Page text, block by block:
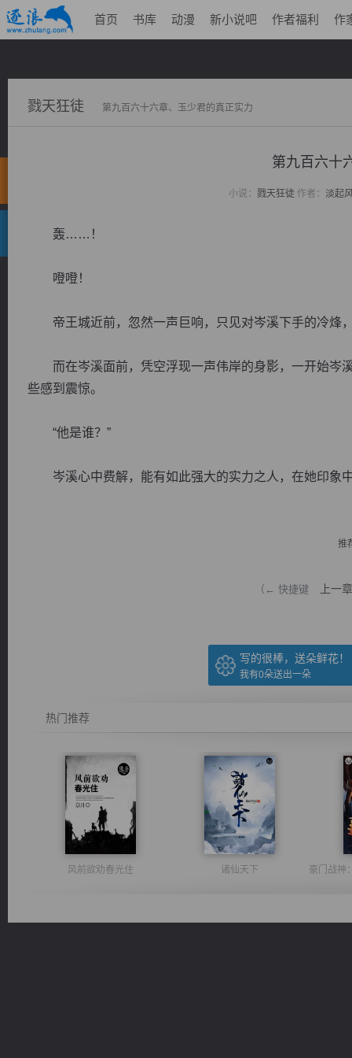
首页 书库 动漫 新小说吧 作者福利 作
戮天狂徒 第九百六十六章、玉少君的真正实力
第九百六十
小说： 戮天狂徒作者： 淡起
轰……！
噔噔！
帝王城近前，忽然一声巨响，只见对岑溪下手的冷烽
而在岑溪面前，凭空浮现一声伟岸的身影，一开始岑
些感到震惊。
“他是谁？”
岑溪心中费解，能有如此强大的实力之人，在她印象
推
（← 快捷键 上一章
写的很棒，送朵鲜花！
我有0朵送出一朵
热门推荐
风前欲劝春光住 诸仙天下